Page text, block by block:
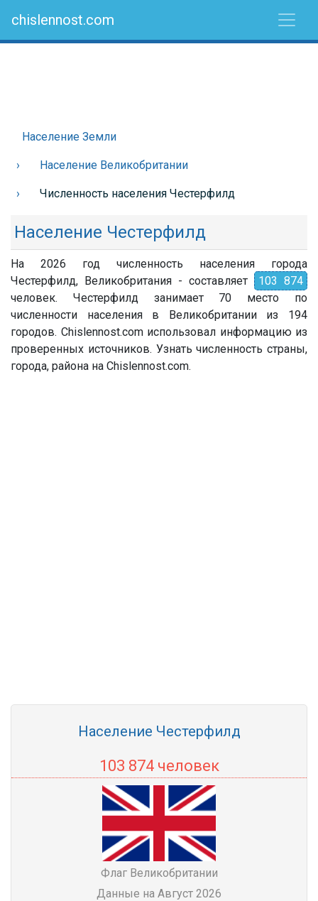
chislennost.com
Население Земли
Население Великобритании
Численность населения Честерфилд
Население Честерфилд
На 2026 год численность населения города
Честерфилд, Великобритания - составляет
103 874
человек. Честерфилд занимает 70 место по
численности населения в Великобритании из 194
городов. Chislennost.com использовал информацию из
проверенных источников. Узнать численность страны,
города, района на Chislennost.com.
Население Честерфилд
103 874 человек
Флаг Великобритании
Данные на Август 2026